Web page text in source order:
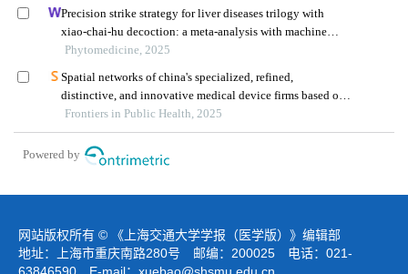
Precision strike strategy for liver diseases trilogy with
xiao-chai-hu decoction: a meta-analysis with machine
learning
Phytomedicine, 2025
Spatial networks of china's specialized, refined,
distinctive, and innovative medical device firms based on
parent–subsidiary contacts: implications for regional
health policy
Frontiers in Public Health, 2025
Powered by
网站版权所有 © 《上海交通大学学报（医学版）》编辑部
地址：上海市重庆南路280号 邮编：200025 电话：021-